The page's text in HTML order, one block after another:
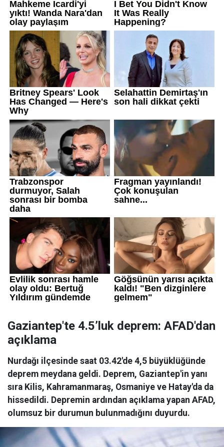
Gaziantep'te 4.5’luk deprem: AFAD'dan
açıklama
Nurdağı ilçesinde saat 03.42'de 4,5 büyüklüğünde
deprem meydana geldi. Deprem, Gaziantep'in yanı
sıra Kilis, Kahramanmaraş, Osmaniye ve Hatay'da da
hissedildi. Depremin ardından açıklama yapan AFAD,
olumsuz bir durumun bulunmadığını duyurdu.